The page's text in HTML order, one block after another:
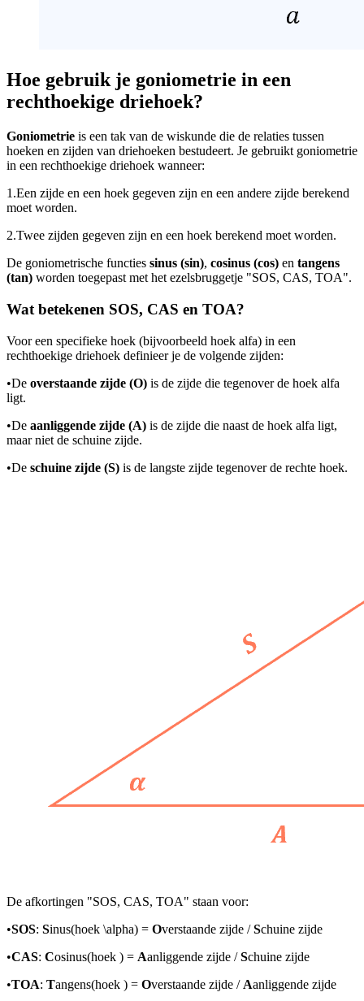
Hoe gebruik je goniometrie in een
rechthoekige driehoek?
Goniometrie is een tak van de wiskunde die de relaties tussen
hoeken en zijden van driehoeken bestudeert. Je gebruikt goniometrie
in een rechthoekige driehoek wanneer:
1.Een zijde en een hoek gegeven zijn en een andere zijde berekend
moet worden.
2.Twee zijden gegeven zijn en een hoek berekend moet worden.
De goniometrische functies sinus (sin), cosinus (cos) en tangens
(tan) worden toegepast met het ezelsbruggetje "SOS, CAS, TOA".
Wat betekenen SOS, CAS en TOA?
Voor een specifieke hoek (bijvoorbeeld hoek alfa) in een
rechthoekige driehoek definieer je de volgende zijden:
•De overstaande zijde (O) is de zijde die tegenover de hoek alfa
ligt.
•De aanliggende zijde (A) is de zijde die naast de hoek alfa ligt,
maar niet de schuine zijde.
•De schuine zijde (S) is de langste zijde tegenover de rechte hoek.
De afkortingen "SOS, CAS, TOA" staan voor:
•SOS: Sinus(hoek \alpha) = Overstaande zijde /Schuine zijde
•CAS: Cosinus(hoek ) = Aanliggende zijde /Schuine zijde
•TOA: Tangens(hoek ) = Overstaande zijde / Aanliggende zijde